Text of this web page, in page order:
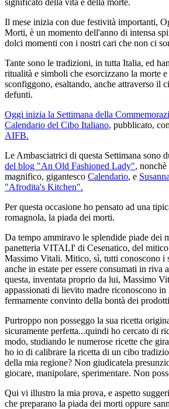
Il mese inizia con due festività importanti,
Morti, è un momento dell'anno di intensa
dolci momenti con i nostri cari che non ci
Tante sono le tradizioni, in tutta Italia, ed
ritualità e simboli che esorcizzano la morte
sconfiggono, esaltando, anche attraverso il
defunti.
Oggi inizia la Settimana della
Calendario del Cibo Italiano, pubblicato,
AIFB.
Le Ambasciatrici di questa Settimana sono
del blog "An Old Fashioned Lady",
magnifico, gigantesco Calendario, e
"Afrodita's Kitchen".
Per questa occasione ho pensato ad una
romagnola, la piada dei morti.
Da tempo ammiravo le splendide piade dei
panetteria VITALI' di Cesenatico, del mitico
Massimo Vitali. Mitico, sì, tutti conoscono i
anche in estate per essere consumati in riva
questa, inventata proprio da lui, Massimo
appassionati di lievito madre riconoscono
fermamente convinto della bontà dei
Purtroppo non posseggo la sua ricetta
sicuramente perfetta...quindi ho cercato di
modo, studiando le numerose ricette che
ho io di calibrare la ricetta di un cibo
della mia regione? Non giudicatela
giocare, manipolare, sperimentare. Non
Qui vi illustro la mia prova, e aspetto
che preparano la piada dei morti oppure